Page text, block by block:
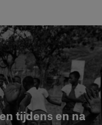
tijdens en na